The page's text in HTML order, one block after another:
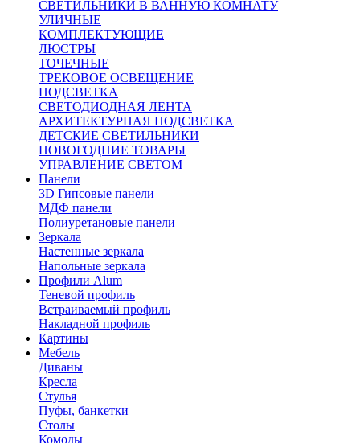
СВЕТИЛЬНИКИ В ВАННУЮ КОМНАТУ
УЛИЧНЫЕ
КОМПЛЕКТУЮЩИЕ
ЛЮСТРЫ
ТОЧЕЧНЫЕ
ТРЕКОВОЕ ОСВЕЩЕНИЕ
ПОДСВЕТКА
СВЕТОДИОДНАЯ ЛЕНТА
АРХИТЕКТУРНАЯ ПОДСВЕТКА
ДЕТСКИЕ СВЕТИЛЬНИКИ
НОВОГОДНИЕ ТОВАРЫ
УПРАВЛЕНИЕ СВЕТОМ
Панели
3D Гипсовые панели
МДФ панели
Полиуретановые панели
Зеркала
Настенные зеркала
Напольные зеркала
Профили Alum
Теневой профиль
Встраиваемый профиль
Накладной профиль
Картины
Мебель
Диваны
Кресла
Стулья
Пуфы, банкетки
Столы
Комоды